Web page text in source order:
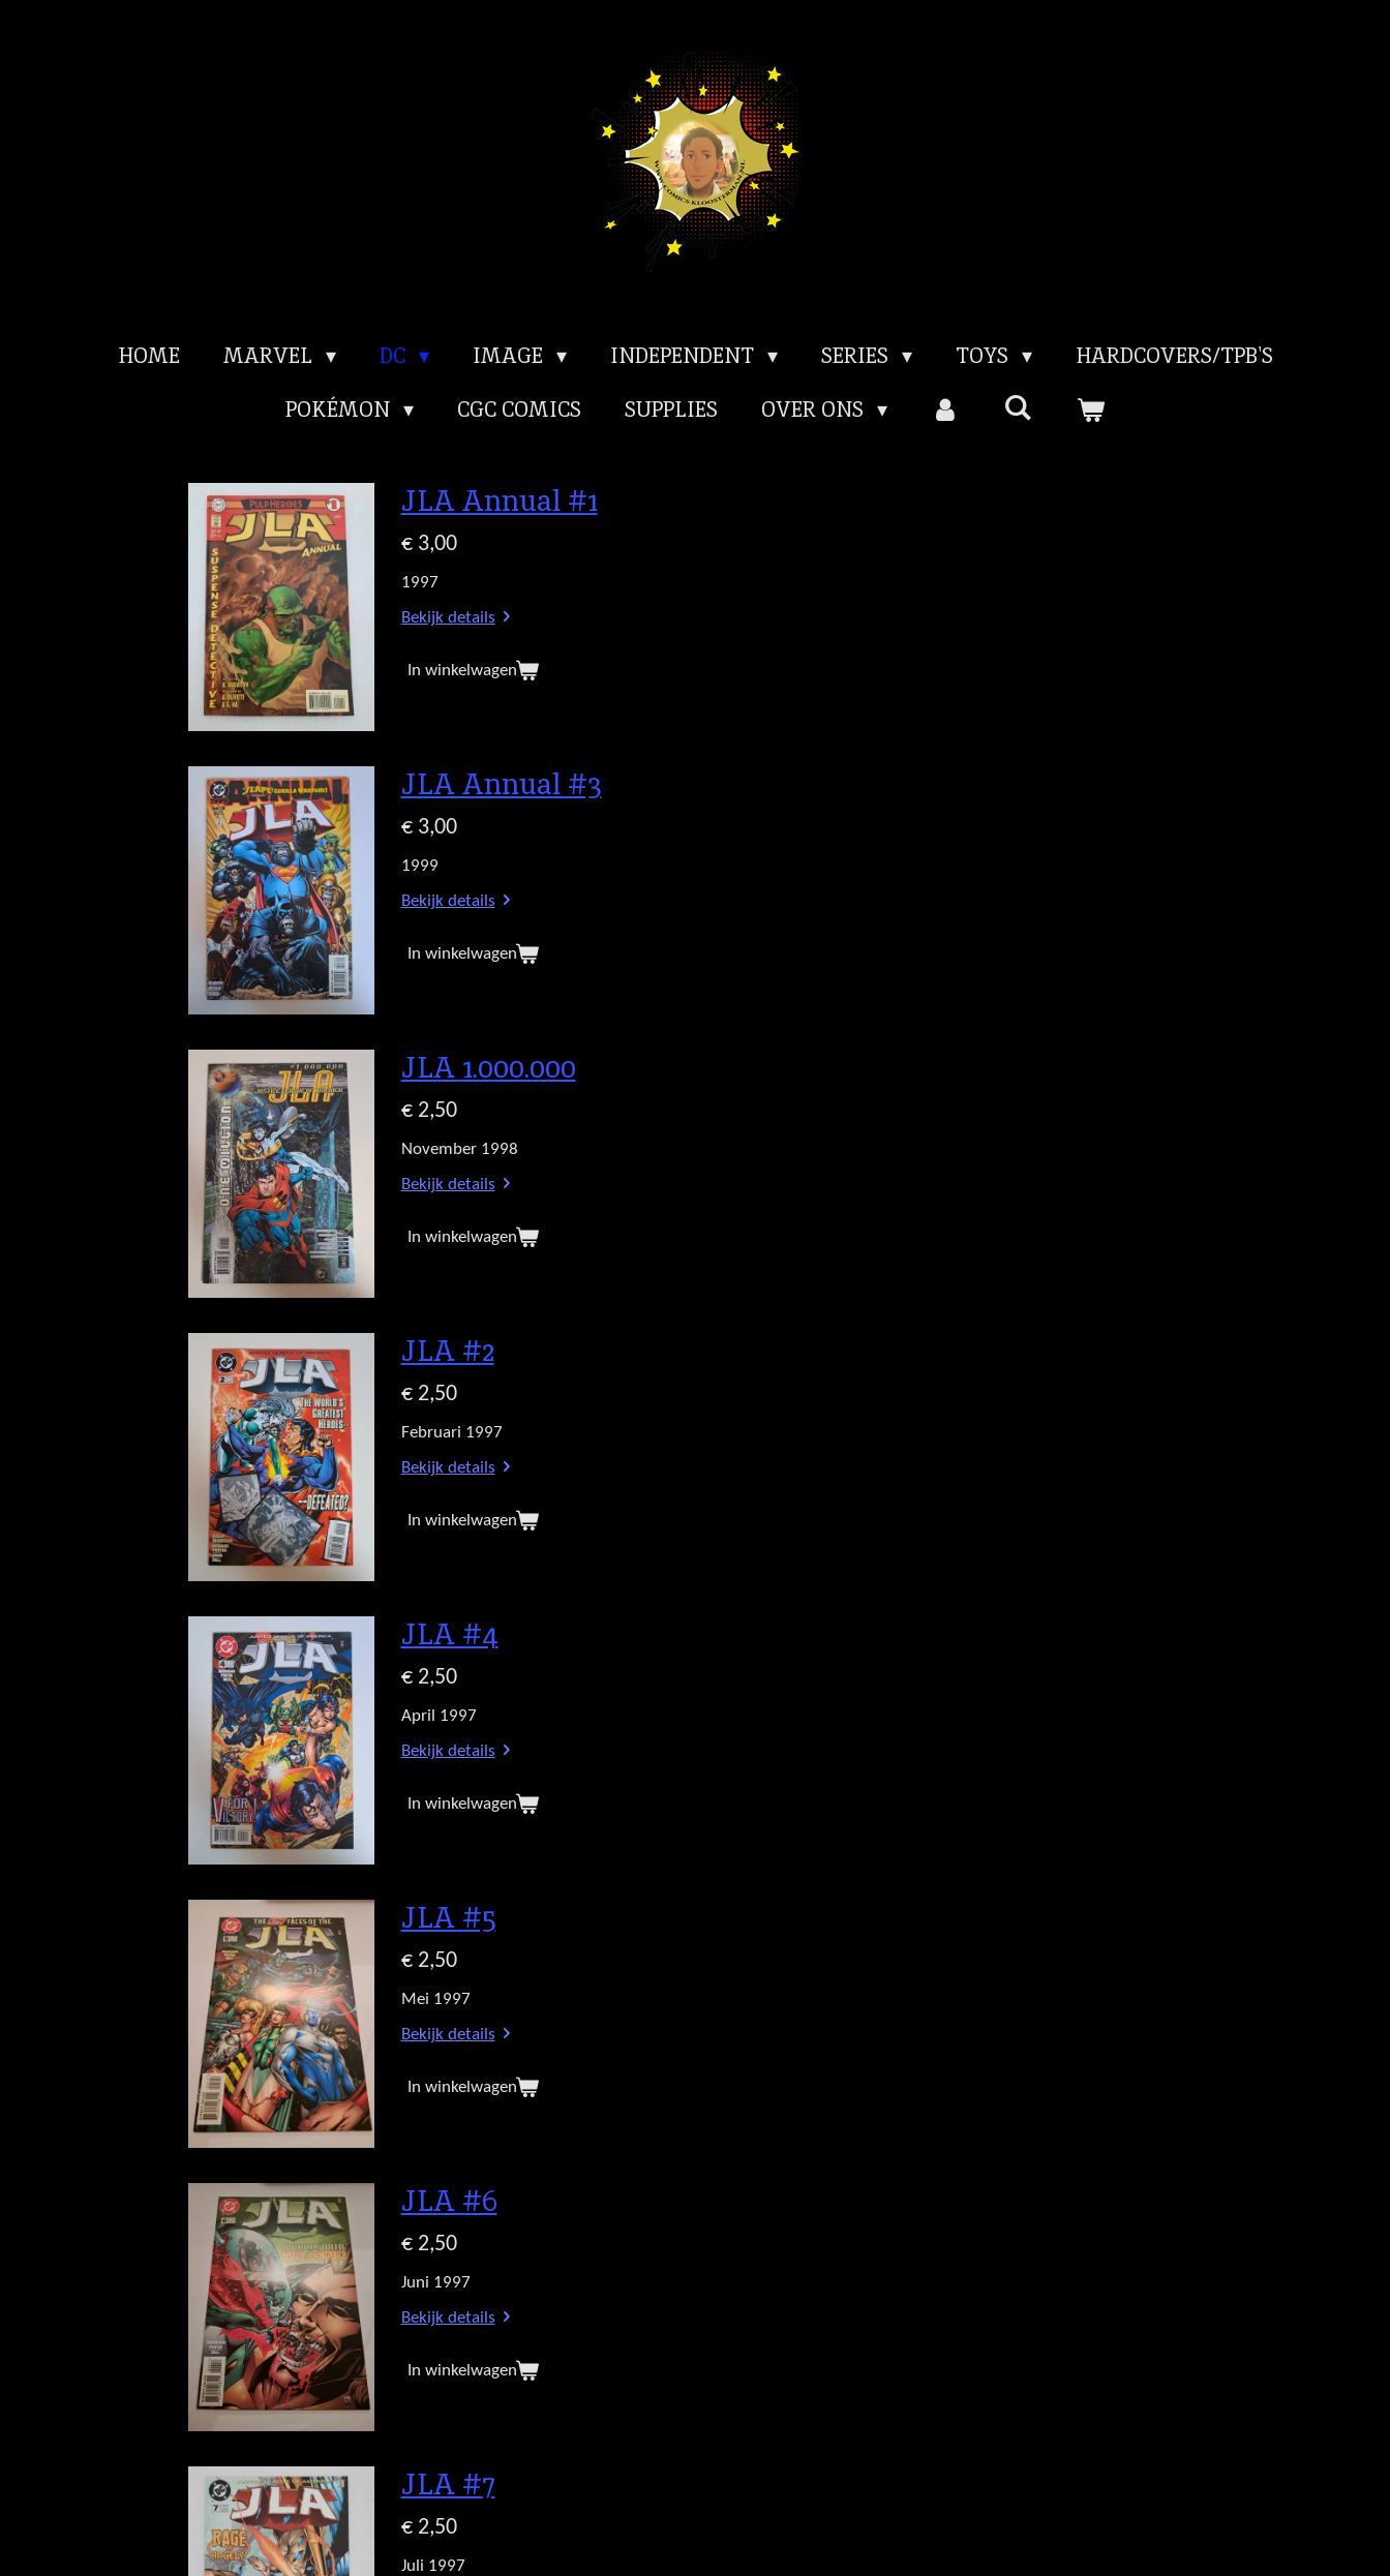
HOME MARVEL DC IMAGE INDEPENDENT SERIES TOYS
HARDCOVERS/TPB'S
POKÉMON
CGC COMICS SUPPLIES OVER ONS
JLA Annual #1
€ 3,00
1997
Bekijk details
In winkelwagen
JLA Annual #3
€ 3,00
1999
Bekijk details
In winkelwagen
JLA 1.000.000
€ 2,50
November 1998
Bekijk details
In winkelwagen
JLA #2
€ 2,50
Februari 1997
Bekijk details
In winkelwagen
JLA #4
€ 2,50
April 1997
Bekijk details
In winkelwagen
JLA #5
€ 2,50
Mei 1997
Bekijk details
In winkelwagen
JLA #6
€ 2,50
Juni 1997
Bekijk details
In winkelwagen
JLA #7
€ 2,50
Juli 1997